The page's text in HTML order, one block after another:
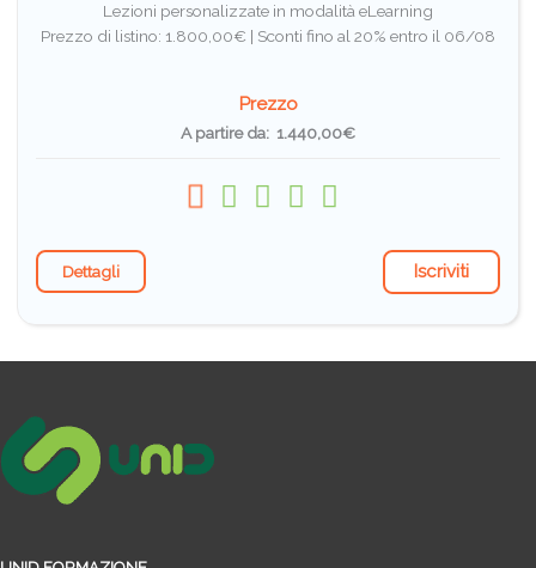
Lezioni personalizzate in modalità eLearning
Prezzo di listino: 1.800,00€ | Sconti fino al 20% entro il 06/08
Prezzo
A partire da: 1.440,00€
Dettagli Iscriviti